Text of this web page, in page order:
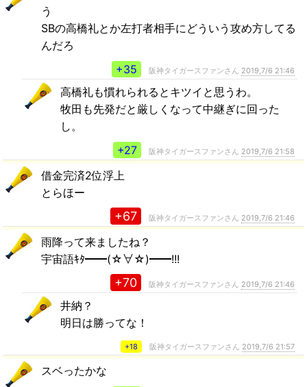
う
SBの高橋礼とか左打者相手にどういう攻め方してる
んだろ
+35
阪神タイガースファンさん 2019,7/6 21:46
高橋礼も慣れられるとキツイと思うわ。
牧田も先発だと厳しくなって中継ぎに回った
し。
+27
阪神タイガースファンさん 2019,7/6 21:58
借金完済2位浮上
とらほー
+67 阪神タイガースファンさん 2019,7/6 21:46
雨降って来ましたね？
宇宙語ｷﾀ━━(☆∀☆)━━!!!
+70 阪神タイガースファンさん 2019,7/6 21:46
井納？
明日は勝ってな！
+18 阪神タイガースファンさん 2019,7/6 21:57
スベったかな